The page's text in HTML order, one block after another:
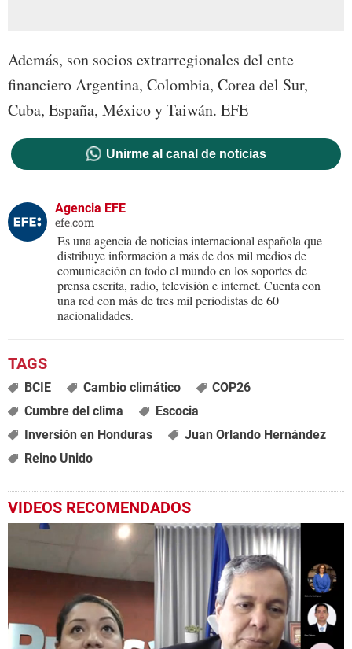
Además, son socios extrarregionales del ente
financiero Argentina, Colombia, Corea del Sur,
Cuba, España, México y Taiwán. EFE
Unirme al canal de noticias
Agencia EFE
efe.com
Es una agencia de noticias internacional española que
distribuye información a más de dos mil medios de
comunicación en todo el mundo en los soportes de
prensa escrita, radio, televisión e internet. Cuenta con
una red con más de tres mil periodistas de 60
nacionalidades.
BCIE Cambio climático
COP26
Cumbre del clima
Escocia
Inversión en Honduras
Juan Orlando Hernández
Reino Unido
VIDEOS RECOMENDADOS